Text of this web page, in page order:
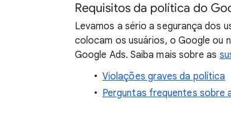
Requisitos da política do
Levamos a sério a segurança dos
colocam os usuários, o Google ou
Google Ads. Saiba mais sobre as
Violações graves da política
Perguntas frequentes sobre